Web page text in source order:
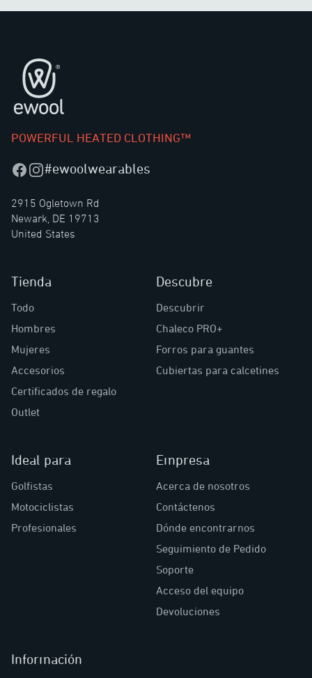
Pie de página
POWERFUL HEATED CLOTHING™
Facebook
Instagram
#ewoolwearables
2915 Ogletown Rd
Newark, DE 19713
United States
Tienda
Todo
Hombres
Mujeres
Accesorios
Certificados de regalo
Outlet
Descubre
Descubrir
Chaleco PRO+
Forros para guantes
Cubiertas para calcetines
Ideal para
Golfistas
Motociclistas
Profesionales
Empresa
Acerca de nosotros
Contáctenos
Dónde encontrarnos
Seguimiento de Pedido
Soporte
Acceso del equipo
Devoluciones
Información